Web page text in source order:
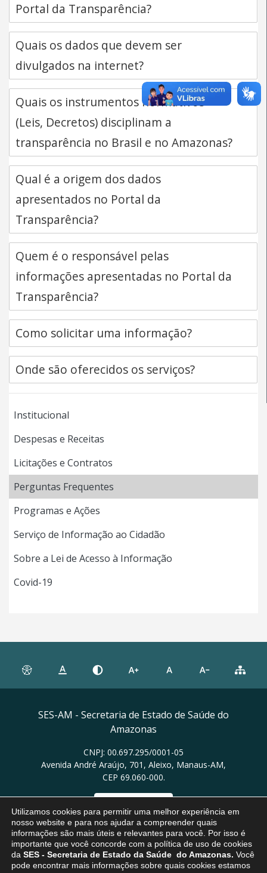
Portal da Transparência?
Quais os dados que devem ser
divulgados na internet?
Quais os instrumentos normativos
(Leis, Decretos) disciplinam a
transparência no Brasil e no Amazonas?
Qual é a origem dos dados
apresentados no Portal da
Transparência?
Quem é o responsável pelas
informações apresentadas no Portal da
Transparência?
Como solicitar uma informação?
Onde são oferecidos os serviços?
Institucional
Despesas e Receitas
Licitações e Contratos
Perguntas Frequentes
Programas e Ações
Serviço de Informação ao Cidadão
Sobre a Lei de Acesso à Informação
Covid-19
SES-AM - Secretaria de Estado de Saúde do
Amazonas
CNPJ: 00.697.295/0001-05
Avenida André Araújo, 701, Aleixo, Manaus-AM,
CEP 69.060-000.
Utilizamos cookies para permitir uma melhor experiência em
nosso website e para nos ajudar a compreender quais
informações são mais úteis e relevantes para você. Por isso é
importante que você concorde com a política de uso de cookies
da SES - Secretaria de Estado da Saúde do Amazonas. Você
pode encontrar mais informações sobre quais cookies estamos